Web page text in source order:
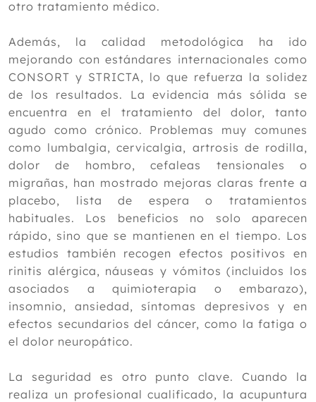
otro tratamiento médico.
Además, la calidad metodológica ha ido
mejorando con estándares internacionales como
CONSORT y STRICTA, lo que refuerza la solidez
de los resultados. La evidencia más sólida se
encuentra en el tratamiento del dolor, tanto
agudo como crónico. Problemas muy comunes
como lumbalgia, cervicalgia, artrosis de rodilla,
dolor de hombro, cefaleas tensionales o
migrañas, han mostrado mejoras claras frente a
placebo, lista de espera o tratamientos
habituales. Los beneficios no solo aparecen
rápido, sino que se mantienen en el tiempo. Los
estudios también recogen efectos positivos en
rinitis alérgica, náuseas y vómitos (incluidos los
asociados a quimioterapia o embarazo),
insomnio, ansiedad, síntomas depresivos y en
efectos secundarios del cáncer, como la fatiga o
el dolor neuropático.
La seguridad es otro punto clave. Cuando la
realiza un profesional cualificado, la acupuntura